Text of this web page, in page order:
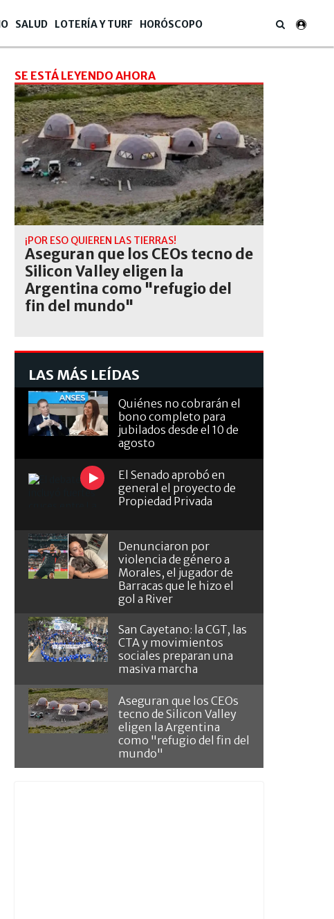
SALUD LOTERÍA Y TURF HORÓSCOPO
Croissants, macarons, quesos y chocolates serán parte de la propuesta que
SE ESTÁ LEYENDO AHORA
¡POR ESO QUIEREN LAS TIERRAS!
Aseguran que los CEOs tecno de
Silicon Valley eligen la
Argentina como "refugio del
fin del mundo"
LAS MÁS LEÍDAS
Quiénes no cobrarán el
bono completo para
jubilados desde el 10 de
agosto
El Senado aprobó en
general el proyecto de
Propiedad Privada
Denunciaron por
violencia de género a
Morales, el jugador de
Barracas que le hizo el
gol a River
San Cayetano: la CGT, las
CTA y movimientos
sociales preparan una
masiva marcha
Aseguran que los CEOs
tecno de Silicon Valley
eligen la Argentina
como "refugio del fin del
mundo"